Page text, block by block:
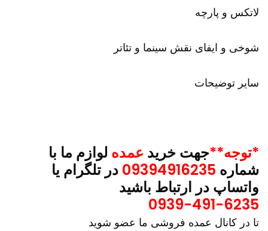
لاتکس و پارچه
شوخی و ایفای نقش سینما و تئاتر
سایر توضیحات
*توجه**جهت خرید عمده لوازم ما با
شماره
در تلگرام یا
واتساپ در ارتباط باشید
0939-491-6235
تا در کانال عمده فروشی ما عضو شوید